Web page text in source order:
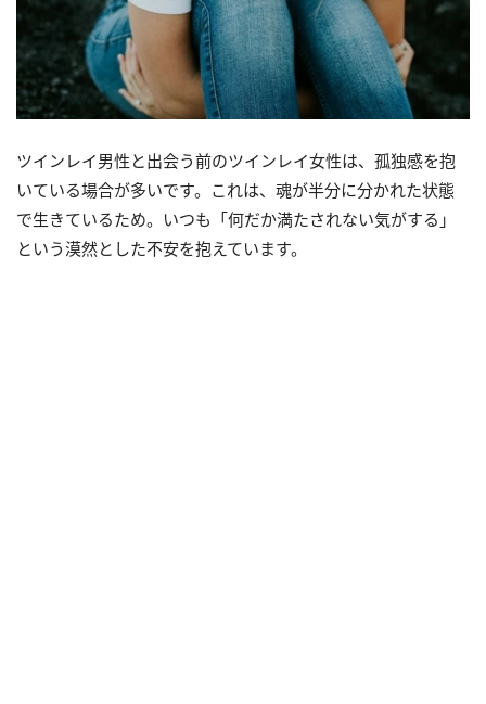
ツインレイ男性と出会う前のツインレイ女性は、孤独感を抱
いている場合が多いです。これは、魂が半分に分かれた状態
で生きているため。いつも「何だか満たされない気がする」
という漠然とした不安を抱えています。